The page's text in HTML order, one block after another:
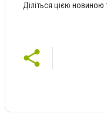
Діліться цією новиною